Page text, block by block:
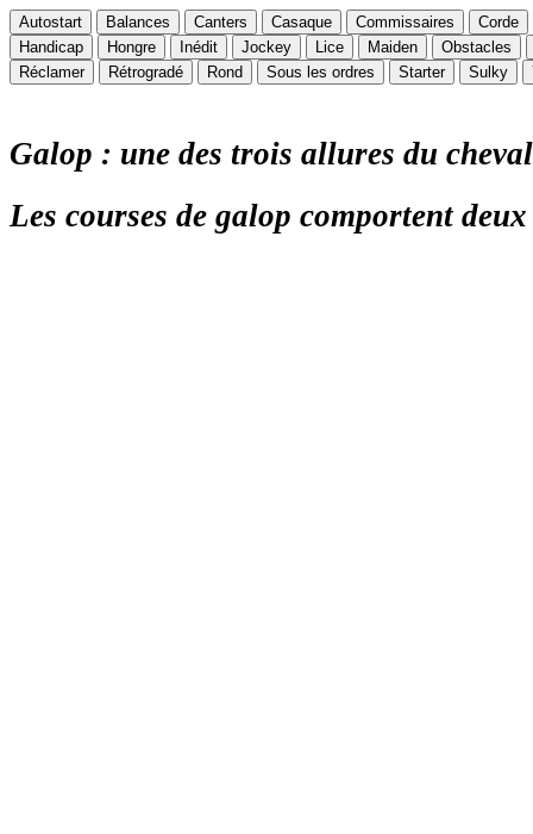
Autostart Balances Canters Casaque Commissaires
Corde
Handicap
Hongre Inédit Jockey Lice Maiden
Obstacles
Réclamer
Rétrogradé Rond Sous les ordres Starter Sulky
Galop : une des trois allures du
Les courses de galop comportent